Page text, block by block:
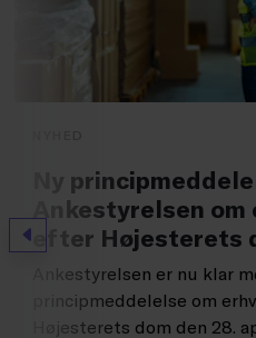
Forrige
Ny
Ankestyrelsen
efter Højesterets
Ankestyrelsen er nu klar
principmeddelelse om
Højesterets dom den 28.